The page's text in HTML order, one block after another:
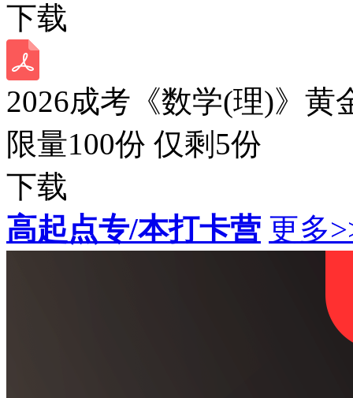
下载
2026成考《数学(理)》黄
限量100份 仅剩 5份
下载
高起点专/本打卡营 更多